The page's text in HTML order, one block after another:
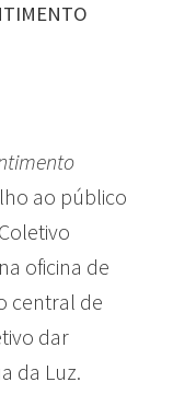
ao público
oficina de
central de
dar
da Luz.